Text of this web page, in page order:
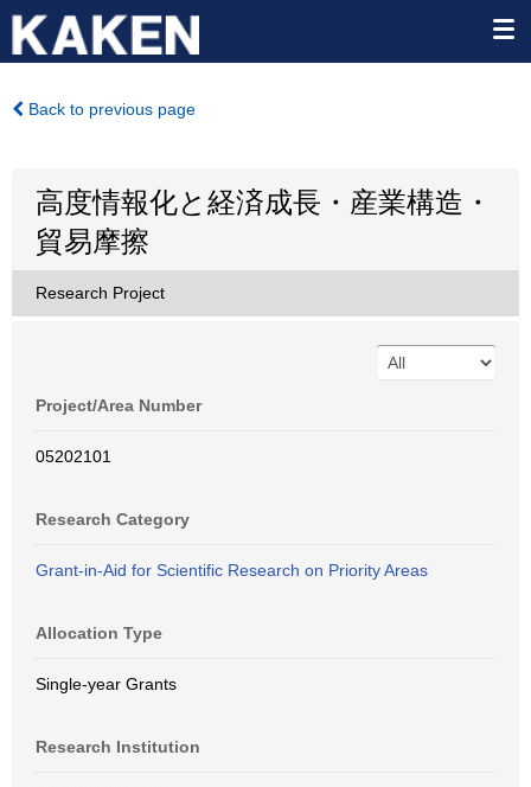
Back to previous page
高度情報化と経済成長・産業構造・
貿易摩擦
Research Project
Project/Area Number
05202101
Research Category
Grant-in-Aid for Scientific Research on Priority Areas
Allocation Type
Single-year Grants
Research Institution